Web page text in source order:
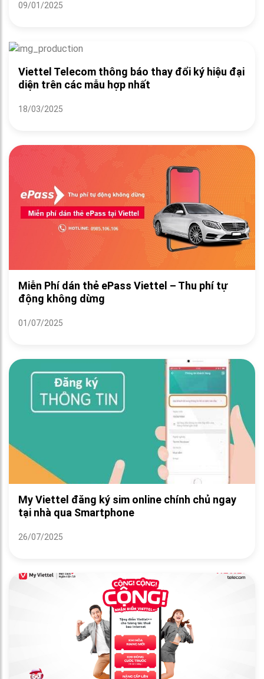
09/01/2025
Viettel Telecom thông báo thay đổi ký hiệu đại
diện trên các mẫu hợp nhất
18/03/2025
Miễn Phí dán thẻ ePass Viettel – Thu phí tự
động không dừng
01/07/2025
My Viettel đăng ký sim online chính chủ ngay
tại nhà qua Smartphone
26/07/2025